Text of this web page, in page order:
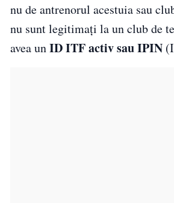
nu de antrenorul acestuia sau
nu sunt legitimați la un club de
avea unID ITF activ sau IPIN